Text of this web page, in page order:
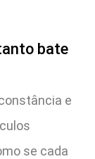
bate
e
se cada